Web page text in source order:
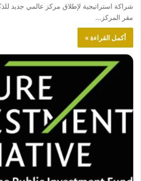
شراكة استراتيجية لإطلاق مركز عالمي جديد
مقر المركز…
أكمل القراءة »